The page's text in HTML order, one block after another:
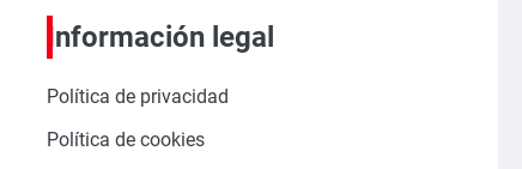
Información legal
Política de privacidad
Política de cookies